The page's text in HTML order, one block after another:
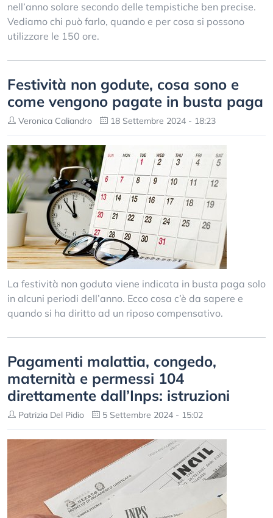
nell’anno solare secondo delle tempistiche ben precise.
Vediamo chi può farlo, quando e per cosa si possono
utilizzare le 150 ore.
Festività non godute, cosa sono e
come vengono pagate in busta paga
Veronica Caliandro 18 Settembre 2024 - 18:23
La festività non goduta viene indicata in busta paga solo
in alcuni periodi dell’anno. Ecco cosa c’è da sapere e
quando si ha diritto ad un riposo compensativo.
Pagamenti malattia, congedo,
maternità e permessi 104
direttamente dall’Inps: istruzioni
Patrizia Del Pidio 5 Settembre 2024 - 15:02